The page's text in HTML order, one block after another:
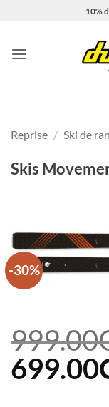
10%
Reprise / Ski de
Skis
-30%
999.00
Le
699.00